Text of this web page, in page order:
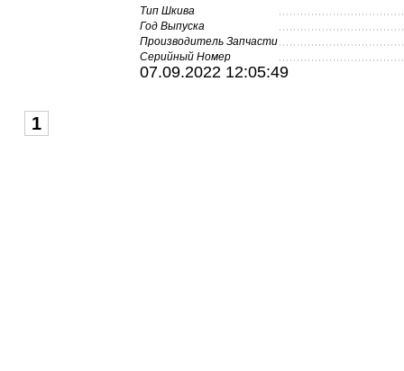
Тип Шкива
Год Выпуска
Производитель Запчасти
Серийный Номер
07.09.2022 12:05:49
1